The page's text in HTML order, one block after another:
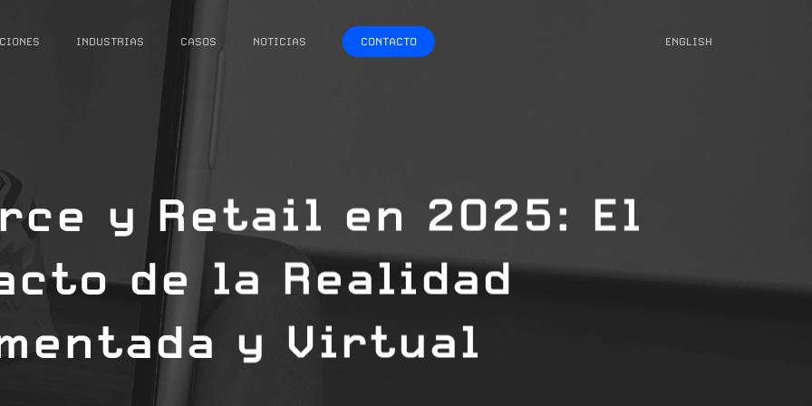
INDUSTRIAS CASOS NOTICIAS CONTACTO ENGLISH
y Retail en 2O25: El
de la Realidad
y Virtual